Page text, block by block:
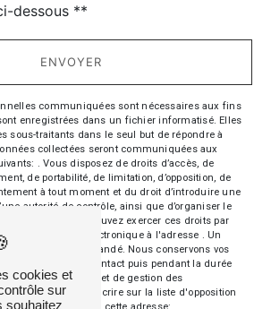
dessous **
ENVOYER
communiquées sont nécessaires aux fins
enregistrées dans un fichier informatisé. Elles
sous-traitants dans le seul but de répondre à
collectées seront communiquées aux
. Vous disposez de droits d’accès, de
de portabilité, de limitation, d’opposition, de
à tout moment et du droit d’introduire une
autorité de contrôle, ainsi que d’organiser le
mortem. Vous pouvez exercer ces droits par
ou par courrier électronique à l'adresse . Un
vous être demandé. Nous conservons vos
de prise de contact puis pendant la durée
aux fins probatoires et de gestion des
le droit de vous inscrire sur la liste d'opposition
cookies et
sur
souhaitez